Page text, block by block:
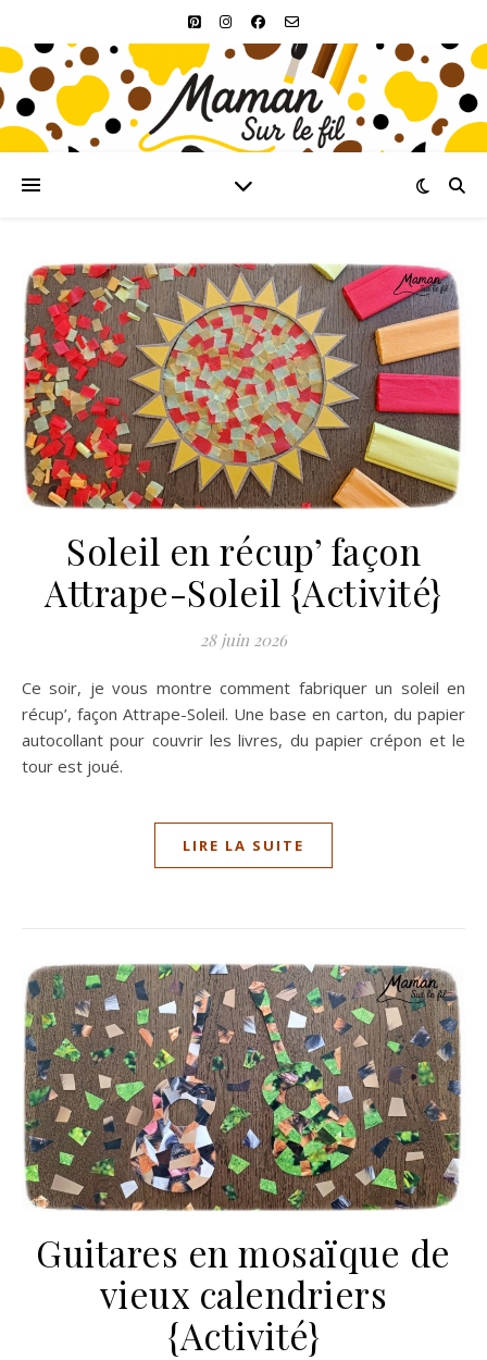
Soleil en récup’ façon
Attrape-Soleil {Activité}
28 juin 2026
Ce soir, je vous montre comment fabriquer un soleil en
récup’, façon Attrape-Soleil. Une base en carton, du papier
autocollant pour couvrir les livres, du papier crépon et le
tour est joué.
LIRE LA SUITE
Guitares en mosaïque de
vieux calendriers
{Activité}